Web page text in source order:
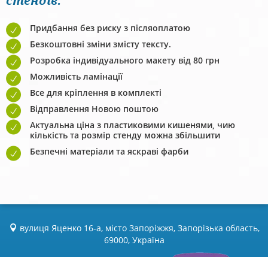
Придбання без риску з післяоплатою
Безкоштовні зміни змісту тексту.
Розробка індивідуального макету від 80 грн
Можливість ламінації
Все для кріплення в комплекті
Відправлення Новою поштою
Актуальна ціна з пластиковими кишенями, чию
кількість та розмір стенду можна збільшити
Безпечні матеріали та яскраві фарби
вулиця Яценко 16-а, місто Запоріжжя, Запорізька область,
69000, Україна